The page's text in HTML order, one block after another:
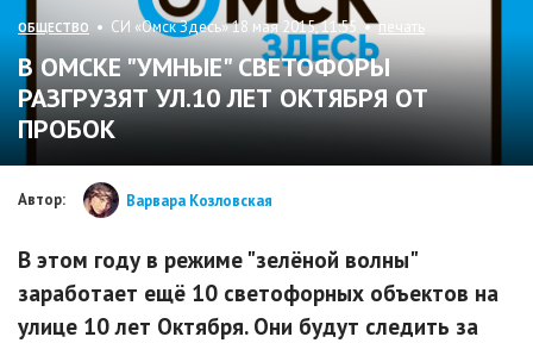
ОБЩЕСТВО • СИ «Омск Здесь» 18 мая 2015, 11:55 •печать
В ОМСКЕ "УМНЫЕ" СВЕТОФОРЫ
РАЗГРУЗЯТ УЛ.10 ЛЕТ ОКТЯБРЯ ОТ
ПРОБОК
Автор: Варвара Козловская
В этом году в режиме "зелёной волны"
заработает ещё 10 светофорных объектов на
улице 10 лет Октября. Они будут следить за